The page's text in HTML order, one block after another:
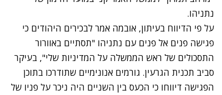
נתניהו.
על פי הדיווח בעיתון, אובמה אמר לבכירים היהודים כי
פגישה פנים אל פנים עם נתניהו "תסתיים באוורור
התסכולים של ראש הממשלה על המדיניות שלי", בעיקר
סביב תכנית הגרעין. גורמים אנונימיים שתודרכו בתוכן
הפגישה דיווחו כי הכעס בין השניים היה ניכר על פניו של